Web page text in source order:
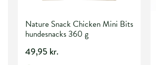
Nature Snack Chicken Mini Bits
hundesnacks 360 g
49,95 kr.